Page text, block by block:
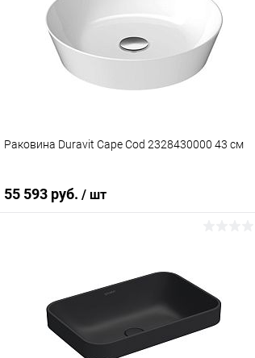
К сравнению
В избранное Под заказ
Раковина Duravit Cape Cod 2328430000 43 см
55 593 руб. / шт
Купить в 1 клик К сравнению
В избранное Под заказ